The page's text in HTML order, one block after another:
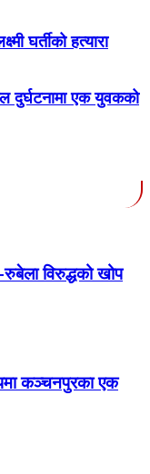
घर्तीको हत्यारा
दुर्घटनामा एक युवकको
विरुद्धको खोप
कञ्‍चनपुरका एक